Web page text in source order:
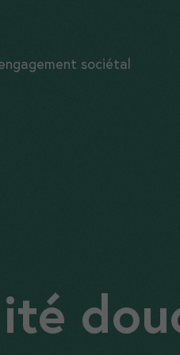
sociétal